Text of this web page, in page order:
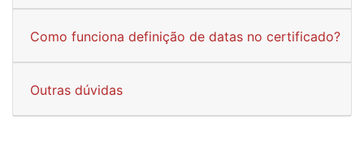
Como funciona definição de datas no certificado?
Outras dúvidas